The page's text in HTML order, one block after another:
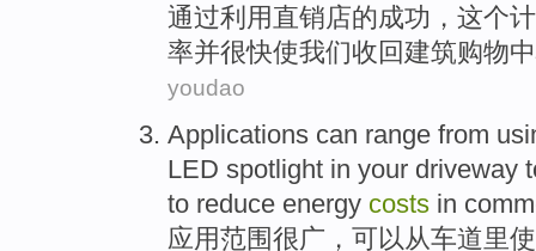
通过利用 直销店的成功 ， 这个
率并很快使我们收回建筑购物
youdao
Applications can range from
LED spotlight in your driveway
to reduce energy costs in
应用范围很广 ， 可以 从车道里